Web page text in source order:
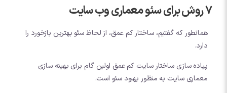
7 روش برای سئو معماری وب سایت
همانطور که گفتیم، ساختار کم عمق، از لحاظ سئو بهترین بازخورد را
دارد.
پیاده سازی ساختار سایت کم عمق اولین گام برای بهینه سازی
معماری سایت به منظور بهبود سئو است.